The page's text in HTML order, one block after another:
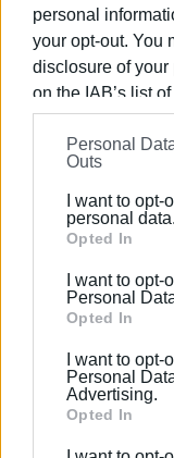
personal
your opt-out. You
disclosure of
on the IAB’s list
information may
on theIAB’s List
further disclose it
Please note that
Google services
behaviour. You
Google and its
section.
Personal
Outs
I want to
personal data.
Opted In
I want to
Personal
Opted In
I want to
Personal
Advertising.
Opted In
Ακολουθήστε